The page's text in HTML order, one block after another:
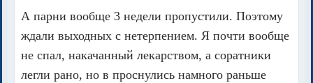
А парни вообще 3 недели пропустили. Поэтому
ждали выходных с нетерпением. Я почти вообще
не спал, накачанный лекарством, а соратники
легли рано, но в проснулись намного раньше